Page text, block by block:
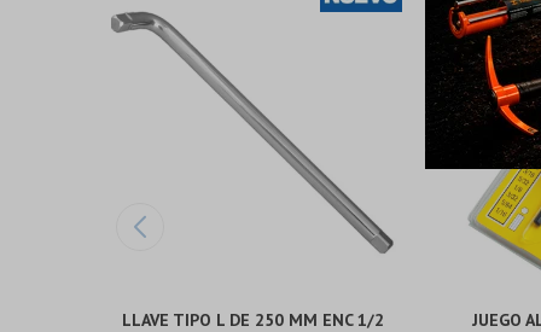
LLAVE TIPO L DE 250 MM ENC 1/2
JUEGO